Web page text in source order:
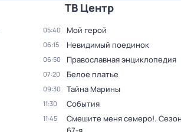
ТВ Центр
05:40 Мой герой
06:15 Невидимый поединок
06:50 Православная энциклопедия
07:20 Белое платье
09:30 Тайна Марины
11:30 События
11:45 Смешите меня семеро!.